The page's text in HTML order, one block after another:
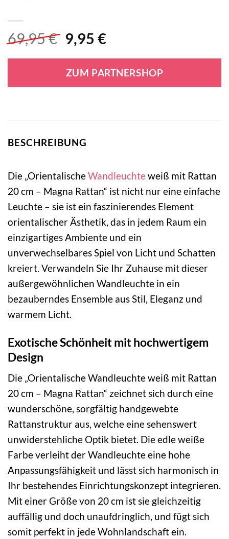
69,95€ Ursprünglicher
war:
69,95 €
9,95 €Aktueller
ist:
9,95 €.
ZUM PARTNERSHOP
BESCHREIBUNG
Die „OrientalischeWandleuchteweiß mit Rattan
20 cm – Magna Rattan“ ist nicht nur eine einfache
Leuchte – sie ist ein faszinierendes Element
orientalischer Ästhetik, das in jedem Raum ein
einzigartiges Ambiente und ein
unverwechselbares Spiel von Licht und Schatten
kreiert. Verwandeln Sie Ihr Zuhause mit dieser
außergewöhnlichen Wandleuchte in ein
bezauberndes Ensemble aus Stil, Eleganz und
warmem Licht.
Exotische Schönheit mit hochwertigem
Design
Die „Orientalische Wandleuchte weiß mit Rattan
20 cm – Magna Rattan“ zeichnet sich durch eine
wunderschöne, sorgfältig handgewebte
Rattanstruktur aus, welche eine sehenswert
unwiderstehliche Optik bietet. Die edle weiße
Farbe verleiht der Wandleuchte eine hohe
Anpassungsfähigkeit und lässt sich harmonisch in
Ihr bestehendes Einrichtungskonzept integrieren.
Mit einer Größe von 20 cm ist sie gleichzeitig
auffällig und doch unaufdringlich, und fügt sich
somit perfekt in jede Wohnlandschaft ein.